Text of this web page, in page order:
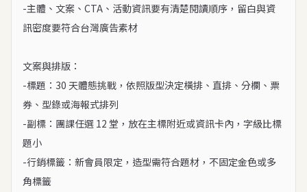
-主體、文案、CTA、活動資訊要有清楚閱讀順序，留白與資
訊密度要符合台灣廣告素材
文案與排版：
-標題：30 天體態挑戰，依照版型決定橫排、直排、分欄、票
券、型錄或海報式排列
-副標：團課任選 12 堂，放在主標附近或資訊卡內，字級比標
題小
-行銷標籤：新會員限定，造型需符合題材，不固定金色或多
角標籤